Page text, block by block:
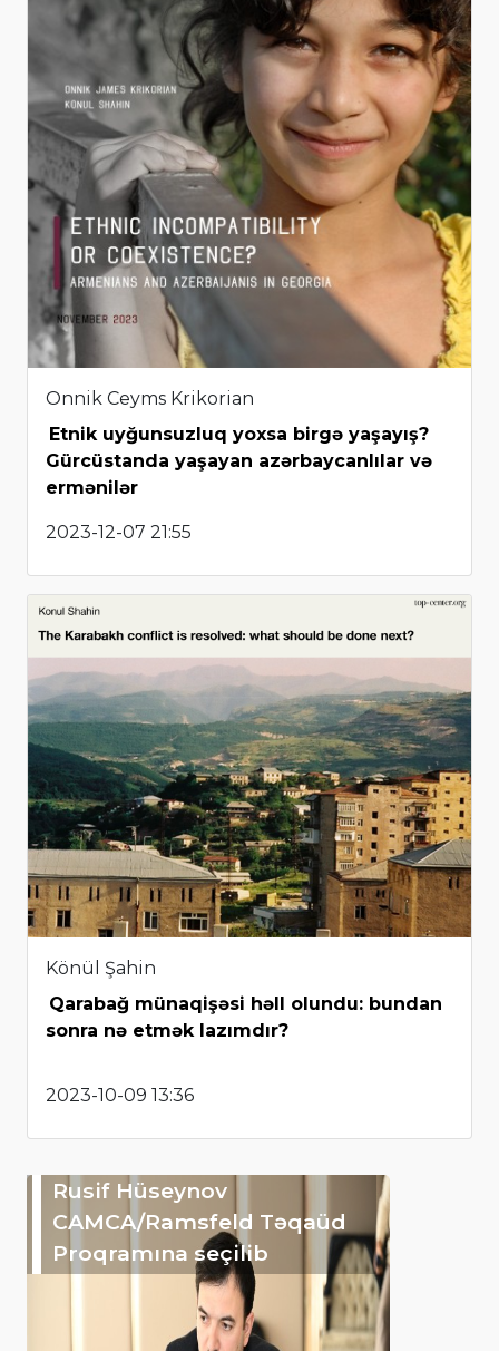
Onnik Ceyms Krikorian
Etnik uyğunsuzluq yoxsa birgə yaşayış?
Gürcüstanda yaşayan azərbaycanlılar və
ermənilər
2023-12-07 21:55
Könül Şahin
Qarabağ münaqişəsi həll olundu: bundan
sonra nə etmək lazımdır?
2023-10-09 13:36
Rusif Hüseynov
CAMCA/Ramsfeld Təqaüd
Proqramına seçilib